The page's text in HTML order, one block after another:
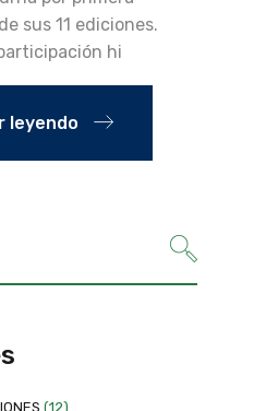
sus 11 ediciones.
hi
leyendo
(12)